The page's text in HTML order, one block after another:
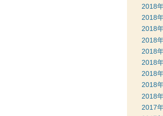
2018
2018
2018
2018
2018
2018
2018
2018
2018
2017